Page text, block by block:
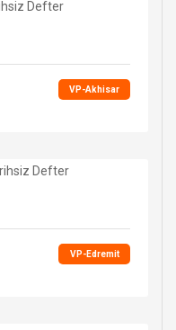
VP-Akhisar
VP-Edremit